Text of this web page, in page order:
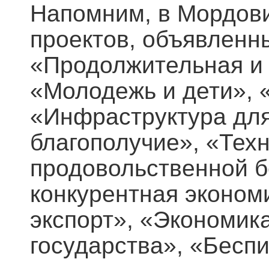
Напомним, в
проектов,
«Продолжительная
«Молодежь и дети»,
«Инфраструктура
благополучие»,
продовольственной
конкурентная
экспорт»,
государства»,